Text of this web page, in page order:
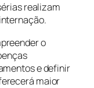
realizam
o
e definir
maior